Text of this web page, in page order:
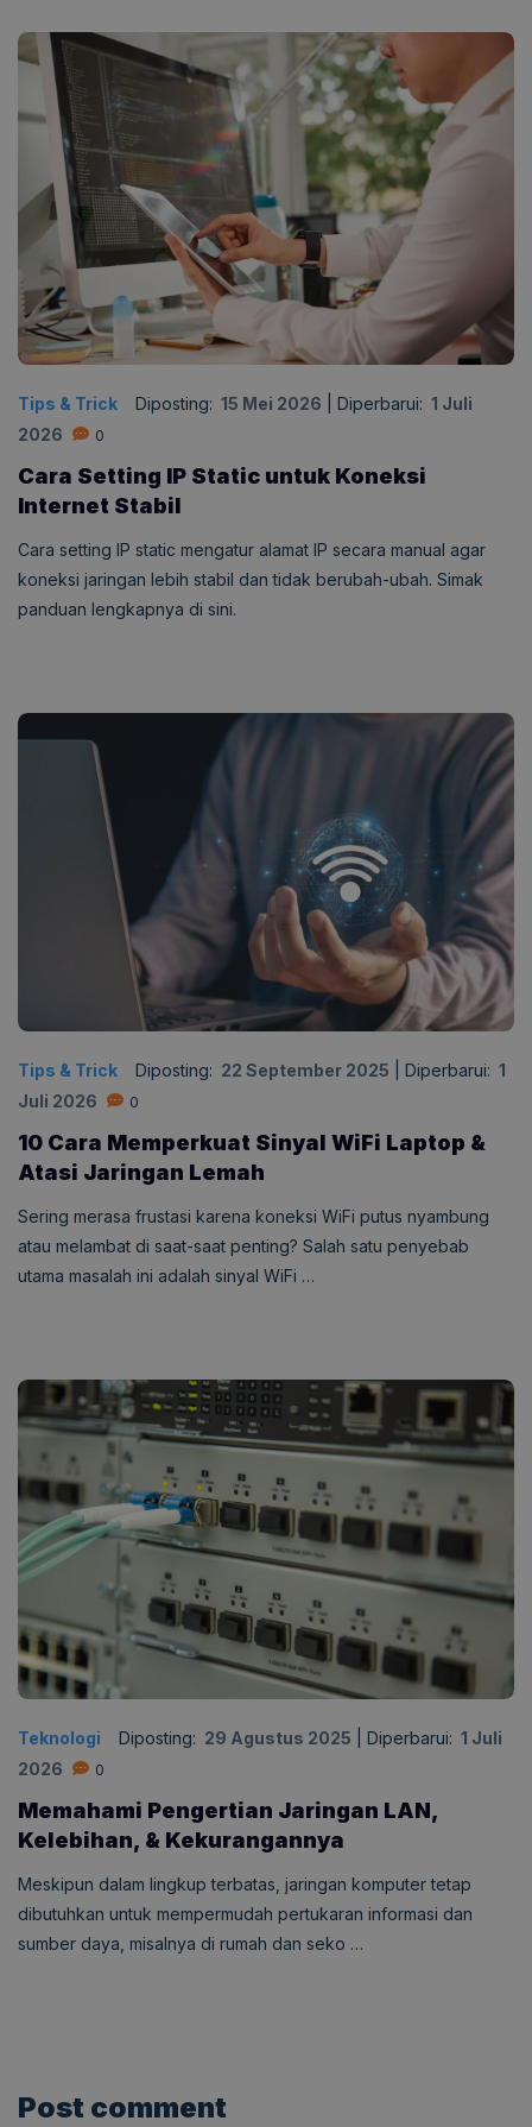
Tips & Trick Diposting: 15 Mei 2026 Diperbarui: 1 Juli
2026
0
Cara Setting IP Static untuk Koneksi
Internet Stabil
Cara setting IP static mengatur alamat IP secara manual agar
koneksi jaringan lebih stabil dan tidak berubah-ubah. Simak
panduan lengkapnya di sini.
Tips & Trick Diposting: 22 September 2025 Diperbarui: 1
Juli 2026
0
10 Cara Memperkuat Sinyal WiFi Laptop &
Atasi Jaringan Lemah
Sering merasa frustasi karena koneksi WiFi putus nyambung
atau melambat di saat-saat penting? Salah satu penyebab
utama masalah ini adalah sinyal WiFi …
Teknologi Diposting: 29 Agustus 2025 Diperbarui: 1 Juli
2026
0
Memahami Pengertian Jaringan LAN,
Kelebihan, & Kekurangannya
Meskipun dalam lingkup terbatas, jaringan komputer tetap
dibutuhkan untuk mempermudah pertukaran informasi dan
sumber daya, misalnya di rumah dan seko …
Post comment